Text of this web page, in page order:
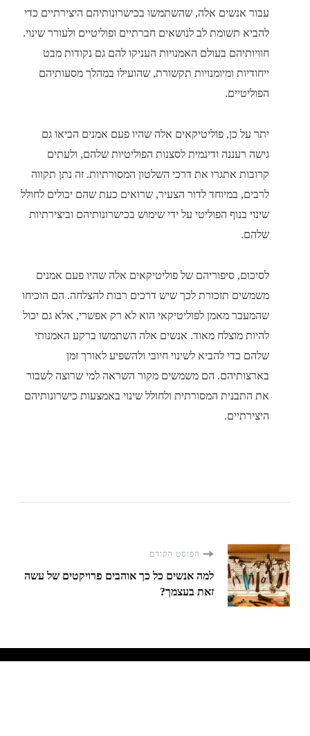
עבור אנשים אלה, שהשתמשו בכישרונותיהם היצירתיים כדי
להביא תשומת לב לנושאים חברתיים ופוליטיים ולעורר שינוי.
חוויותיהם בעולם האמנויות העניקו להם גם נקודות מבט
ייחודיות ומיומנויות תקשורת, שהועילו במהלך מסעותיהם
הפוליטיים.
יתר על כן, פוליטיקאים אלה שהיו פעם אמנים הביאו גם
גישה רעננה ודינמית לסצנות הפוליטיות שלהם, ולעתים
קרובות אתגרו את דרכי השלטון המסורתיות. זה נתן תקווה
לרבים, במיוחד לדור הצעיר, שרואים כעת שהם יכולים לחולל
שינוי בנוף הפוליטי על ידי שימוש בכישרונותיהם וביצירתיות
שלהם.
לסיכום, סיפוריהם של פוליטיקאים אלה שהיו פעם אמנים
משמשים תזכורת לכך שיש דרכים רבות להצלחה. הם הוכיחו
שהמעבר מאמן לפוליטיקאי הוא לא רק אפשרי, אלא גם יכול
להיות מוצלח מאוד. אנשים אלה השתמשו ברקע האמנותי
שלהם כדי להביא לשינוי חיובי ולהשפיע לאורך זמן
בארצותיהם. הם משמשים מקור השראה למי שרוצה לשבור
את התבנית המסורתית ולחולל שינוי באמצעות כישרונותיהם
היצירתיים.
ניווט
ברשומות
הפוסט הקודם
למה אנשים כל כך אוהבים פרויקטים של עשה
זאת בעצמך?